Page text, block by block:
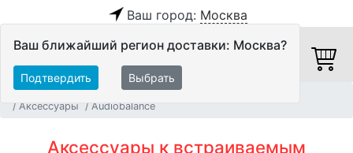
Ваш город: Москва
Ваш ближайший регион доставки: Москва?
Подтвердить Выбрать
Аксессуары
Audiobalance
Аксессуары к встраиваемым